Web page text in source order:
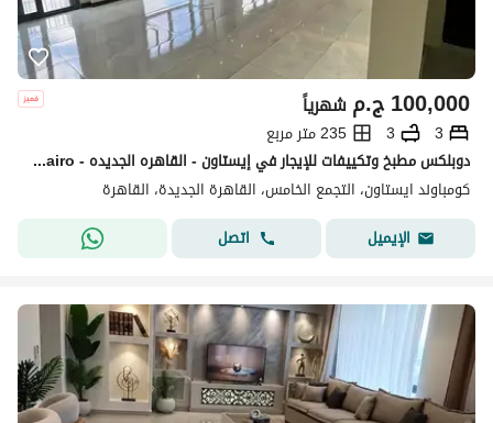
ج.م100,000 شهرياً
3
3
235 متر مربع
دوبلكس مطبخ وتكييفات للإيجار في إيستاون - القاهره الجديده - Eastown - new cairo
كومباوند ايستاون، التجمع الخامس، القاهرة الجديدة، القاهرة
الإيميل
اتصل